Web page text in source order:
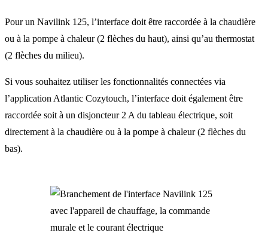
Pour un Navilink 125, l’interface doit être raccordée à la chaudière
ou à la pompe à chaleur (2 flèches du haut), ainsi qu’au thermostat
(2 flèches du milieu).
Si vous souhaitez utiliser les fonctionnalités connectées via
l’application Atlantic Cozytouch, l’interface doit également être
raccordée soit à un disjoncteur 2 A du tableau électrique, soit
directement à la chaudière ou à la pompe à chaleur (2 flèches du
bas).